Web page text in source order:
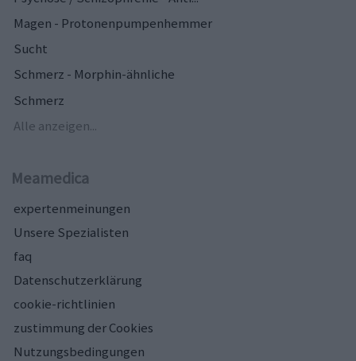
Magen - Protonenpumpenhemmer
Sucht
Schmerz - Morphin-ähnliche
Schmerz
Alle anzeigen...
Meamedica
expertenmeinungen
Unsere Spezialisten
faq
Datenschutzerklärung
cookie-richtlinien
zustimmung der Cookies
Nutzungsbedingungen